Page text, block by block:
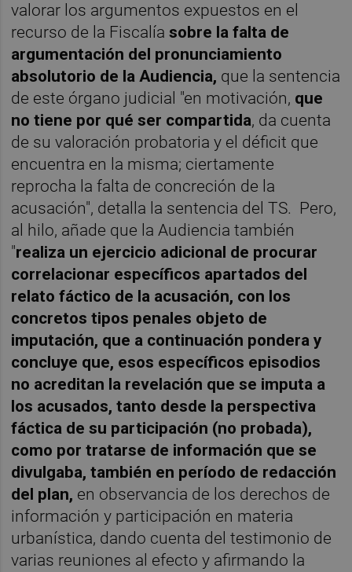
valorar los argumentos expuestos en el
recurso de la Fiscalía sobre la falta de
argumentación del pronunciamiento
absolutorio de la Audiencia, que la sentencia
de este órgano judicial "en motivación, que
no tiene por qué ser compartida, da cuenta
de su valoración probatoria y el déficit que
encuentra en la misma; ciertamente
reprocha la falta de concreción de la
acusación", detalla la sentencia del TS. Pero,
al hilo, añade que la Audiencia también
"realiza un ejercicio adicional de procurar
correlacionar específicos apartados del
relato fáctico de la acusación, con los
concretos tipos penales objeto de
imputación, que a continuación pondera y
concluye que, esos específicos episodios
no acreditan la revelación que se imputa a
los acusados, tanto desde la perspectiva
fáctica de su participación (no probada),
como por tratarse de información que se
divulgaba, también en período de redacción
del plan, en observancia de los derechos de
información y participación en materia
urbanística, dando cuenta del testimonio de
varias reuniones al efecto y afirmando la